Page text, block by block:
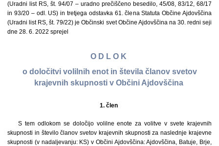
(Uradni list RS, št. 94/07 – uradno prečiščeno besedilo, 45/08, 83/12, 68/17
in 93/20 – odl. US) in tretjega odstavka 61. člena Statuta Občine Ajdovščina
(Uradni list RS, št. 79/22) je Občinski svet Občine Ajdovščina na 30. redni seji
dne 28. 6. 2022 sprejel
O D L O K
o določitvi volilnih enot in števila članov svetov
krajevnih skupnosti v Občini Ajdovščina
1. člen
S tem odlokom se določijo volilne enote za volitve v svete krajevnih
skupnosti in število članov svetov krajevnih skupnosti za naslednje krajevne
skupnosti (v nadaljevanju: KS) v Občini Ajdovščina: Ajdovščina, Batuje, Brje,